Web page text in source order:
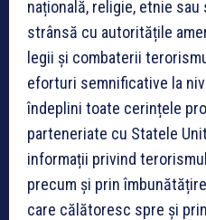
națională, religie, etnie sau
strânsă cu autoritățile
legii și combaterii
eforturi semnificative la
îndeplini toate cerințele
parteneriate cu Statele
informații privind
precum și prin
care călătoresc spre și